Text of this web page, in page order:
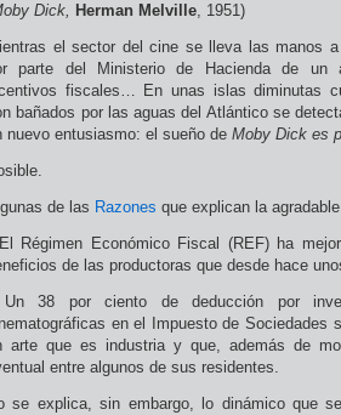
Dick, Herman Melville, 1951)
el sector del cine se lleva las manos
parte del Ministerio de Hacienda de un
fiscales… En unas islas diminutas
bañados por las aguas del Atlántico se
nuevo entusiasmo: el sueño de Moby Dick es
de las Razones que explican la
Régimen Económico Fiscal (REF) ha
de las productoras que desde hace
38 por ciento de deducción por
en el Impuesto de Sociedades
arte que es industria y que, además de
entre algunos de sus residentes.
se explica, sin embargo, lo dinámico que